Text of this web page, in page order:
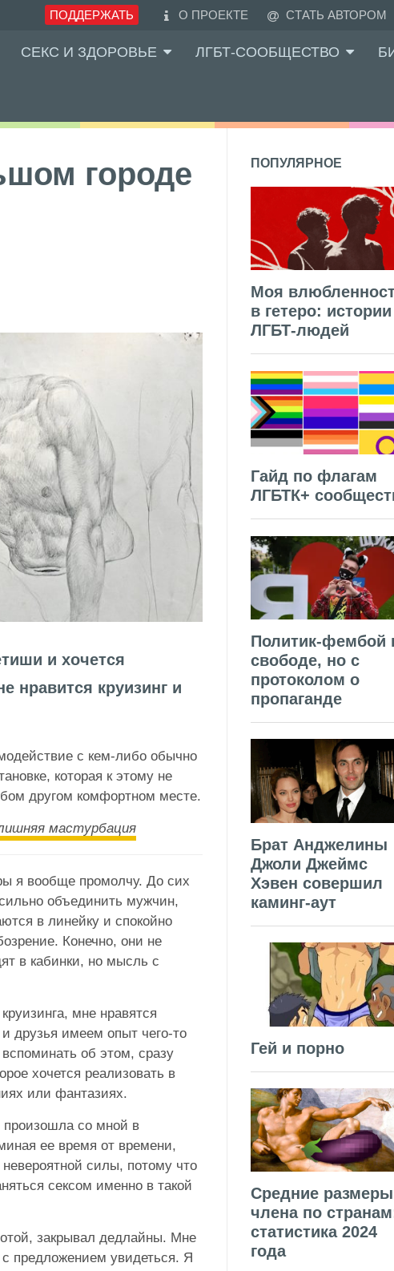
ПОДДЕРЖАТЬ О ПРОЕКТЕ СТАТЬ АВТОРОМ
СЕКС И ЗДОРОВЬЕ ЛГБТ-СООБЩЕСТВО
городе
и хочется
нравится круизинг и
с кем-либо обычно
которая к этому не
другом комфортном месте.
мастурбация
я вообще промолчу. До сих
объединить мужчин,
в линейку и спокойно
Конечно, они не
в кабинки, но мысль с
мне нравятся
друзья имеем опыт чего-то
об этом, сразу
хочется реализовать в
или фантазиях.
произошла со мной в
ее время от времени,
силы, потому что
сексом именно в такой
закрывал дедлайны. Мне
предложением увидеться. Я
ПОПУЛЯРНОЕ
Моя
в гетеро: истории
ЛГБТ-людей
Гайд по флагам
ЛГБТК+
Политик-фембой
свободе, но с
протоколом о
пропаганде
Брат Анджелины
Джоли Джеймс
Хэвен совершил
каминг-аут
Гей и порно
Средние размеры
члена по
статистика 2024
года